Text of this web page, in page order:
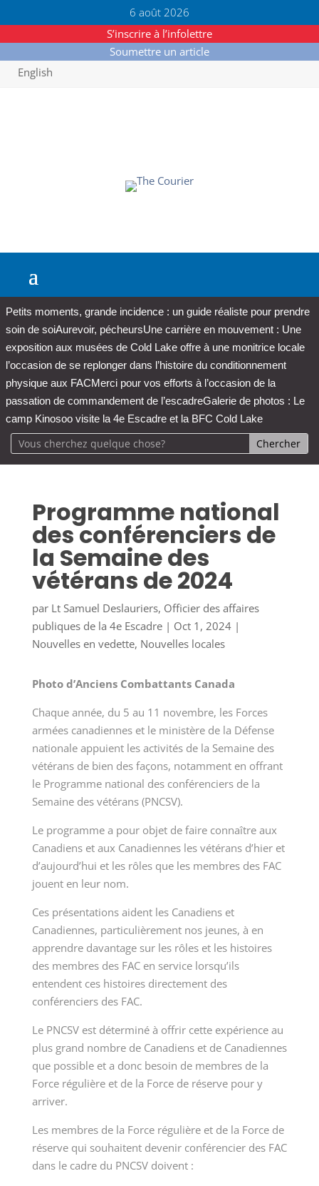
6 août 2026
S’inscrire à l’infolettre
Soumettre un article
English
Petits moments, grande incidence : un guide réaliste pour prendre
soin de soiAurevoir, pécheursUne carrière en mouvement : Une
exposition aux musées de Cold Lake offre à une monitrice locale
l’occasion de se replonger dans l’histoire du conditionnement
physique aux FACMerci pour vos efforts à l’occasion de la
passation de commandement de l’escadreGalerie de photos : Le
camp Kinosoo visite la 4e Escadre et la BFC Cold Lake
Programme national
des conférenciers de
la Semaine des
vétérans de 2024
par Lt Samuel Deslauriers, Officier des affaires
publiques de la 4e Escadre| Oct 1, 2024|
Nouvelles en vedette, Nouvelles locales
Photo d’Anciens Combattants Canada
Chaque année, du 5 au 11 novembre, les Forces
armées canadiennes et le ministère de la Défense
nationale appuient les activités de la Semaine des
vétérans de bien des façons, notamment en offrant
le Programme national des conférenciers de la
Semaine des vétérans (PNCSV).
Le programme a pour objet de faire connaître aux
Canadiens et aux Canadiennes les vétérans d’hier et
d’aujourd’hui et les rôles que les membres des FAC
jouent en leur nom.
Ces présentations aident les Canadiens et
Canadiennes, particulièrement nos jeunes, à en
apprendre davantage sur les rôles et les histoires
des membres des FAC en service lorsqu’ils
entendent ces histoires directement des
conférenciers des FAC.
Le PNCSV est déterminé à offrir cette expérience au
plus grand nombre de Canadiens et de Canadiennes
que possible et a donc besoin de membres de la
Force régulière et de la Force de réserve pour y
arriver.
Les membres de la Force régulière et de la Force de
réserve qui souhaitent devenir conférencier des FAC
dans le cadre du PNCSV doivent :